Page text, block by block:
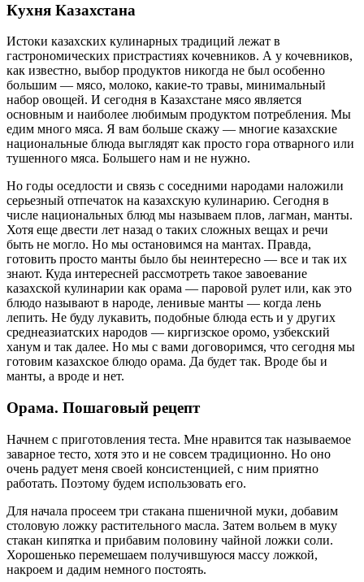
Кухня Казахстана
Истоки казахских кулинарных традиций лежат в
гастрономических пристрастиях кочевников. А у кочевников,
как известно, выбор продуктов никогда не был особенно
большим — мясо, молоко, какие-то травы, минимальный
набор овощей. И сегодня в Казахстане мясо является
основным и наиболее любимым продуктом потребления. Мы
едим много мяса. Я вам больше скажу — многие казахские
национальные блюда выглядят как просто гора отварного или
тушенного мяса. Большего нам и не нужно.
Но годы оседлости и связь с соседними народами наложили
серьезный отпечаток на казахскую кулинарию. Сегодня в
числе национальных блюд мы называем плов, лагман, манты.
Хотя еще двести лет назад о таких сложных вещах и речи
быть не могло. Но мы остановимся на мантах. Правда,
готовить просто манты было бы неинтересно — все и так их
знают. Куда интересней рассмотреть такое завоевание
казахской кулинарии как орама — паровой рулет или, как это
блюдо называют в народе, ленивые манты — когда лень
лепить. Не буду лукавить, подобные блюда есть и у других
среднеазиатских народов — киргизское оромо, узбекский
ханум и так далее. Но мы с вами договоримся, что сегодня мы
готовим казахское блюдо орама. Да будет так. Вроде бы и
манты, а вроде и нет.
Орама. Пошаговый рецепт
Начнем с приготовления теста. Мне нравится так называемое
заварное тесто, хотя это и не совсем традиционно. Но оно
очень радует меня своей консистенцией, с ним приятно
работать. Поэтому будем использовать его.
Для начала просеем три стакана пшеничной муки, добавим
столовую ложку растительного масла. Затем вольем в муку
стакан кипятка и прибавим половину чайной ложки соли.
Хорошенько перемешаем получившуюся массу ложкой,
накроем и дадим немного постоять.